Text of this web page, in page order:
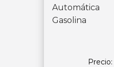
Automática
Gasolina
Precio: